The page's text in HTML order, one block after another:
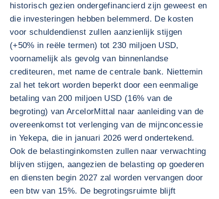
historisch gezien ondergefinancierd zijn geweest en
die investeringen hebben belemmerd. De kosten
voor schuldendienst zullen aanzienlijk stijgen
(+50% in reële termen) tot 230 miljoen USD,
voornamelijk als gevolg van binnenlandse
crediteuren, met name de centrale bank. Niettemin
zal het tekort worden beperkt door een eenmalige
betaling van 200 miljoen USD (16% van de
begroting) van ArcelorMittal naar aanleiding van de
overeenkomst tot verlenging van de mijnconcessie
in Yekepa, die in januari 2026 werd ondertekend.
Ook de belastinginkomsten zullen naar verwachting
blijven stijgen, aangezien de belasting op goederen
en diensten begin 2027 zal worden vervangen door
een btw van 15%. De begrotingsruimte blijft